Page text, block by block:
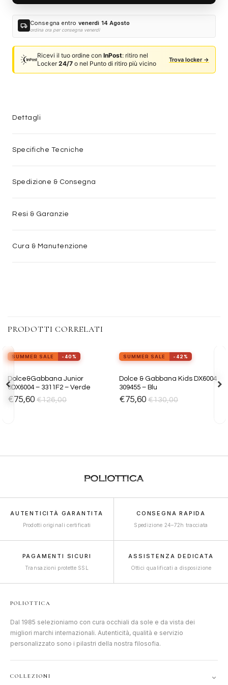
local_shipping Consegna entro venerdì 14 Agosto
ordina ora per consegna venerdì
Ricevi il tuo ordine conInPost: ritiro nel
Locker24/7 o nel Punto di ritiro più vicino
Trova locker →
Dettagli
Specifiche Tecniche
Spedizione & Consegna
Resi & Garanzie
Cura & Manutenzione
PRODOTTI CORRELATI
SUMMER SALE -40%
Dolce&Gabbana Junior
0DX6004 – 3311F2 – Verde
€75,60 €126,00
Aggiungi
alla lista
SUMMER SALE -42%
Dolce & Gabbana Kids DX6004
309455 – Blu
€75,60 €130,00
AUTENTICITÀ GARANTITA
Prodotti originali certificati
CONSEGNA RAPIDA
Spedizione 24–72h tracciata
PAGAMENTI SICURI
Transazioni protette SSL
ASSISTENZA DEDICATA
Ottici qualificati a disposizione
POLIOTTICA
Dal 1985 selezioniamo con cura occhiali da sole e da vista dei
migliori marchi internazionali. Autenticità, qualità e servizio
personalizzato sono i pilastri della nostra filosofia.
COLLEZIONI ⌄